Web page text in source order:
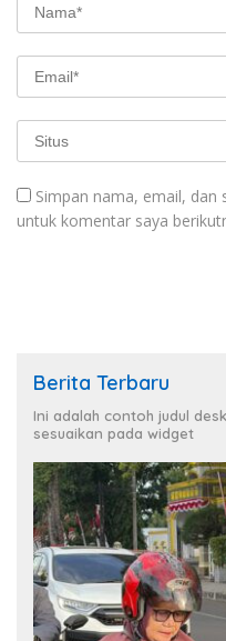
Simpan nama, email, dan
untuk komentar saya
Berita Terbaru
Ini adalah contoh judul
sesuaikan pada widget